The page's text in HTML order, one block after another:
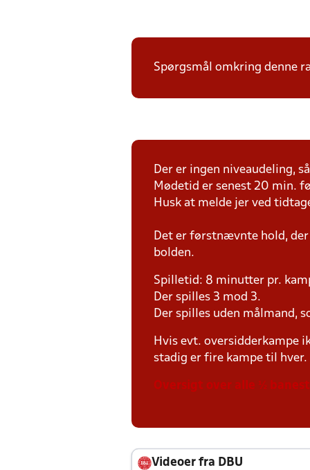
Spørgsmål omkring denne
Der er ingen niveaudeling,
Mødetid er senest 20 min.
Husk at melde jer ved
Det er førstnævnte hold,
bolden.
Spilletid: 8 minutter pr.
Der spilles 3 mod 3.
Der spilles uden målmand,
Hvis evt. oversidderkampe
stadig er fire kampe til hver.
Oversigt over alle ½
Videoer fra DBU